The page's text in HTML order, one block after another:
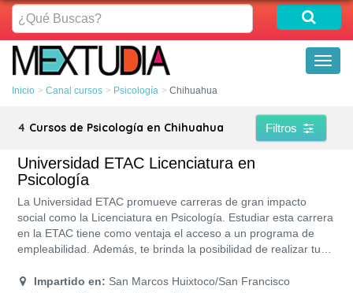
¿Qué
Buscas?
Inicio Canal cursos Psicología Chihuahua
4 Cursos de Psicología en Chihuahua Filtros
Universidad ETAC Licenciatura en
Psicología
La Universidad ETAC promueve carreras de gran impacto
social como la Licenciatura en Psicología. Estudiar esta carrera
en la ETAC tiene como ventaja el acceso a un programa de
empleabilidad. Además, te brinda la posibilidad de realizar tus
obtener la titulación en 9 cuatriemestres, recibiendo un plan de
Impartido en: San Marcos Huixtoco/San Francisco